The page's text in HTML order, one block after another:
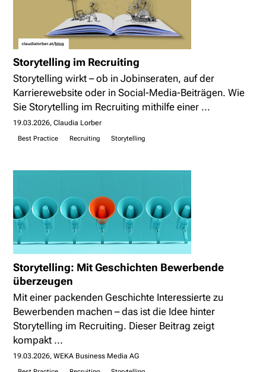
Storytelling im Recruiting
Storytelling wirkt – ob in Jobinseraten, auf der
Karrierewebsite oder in Social-Media-Beiträgen. Wie
Sie Storytelling im Recruiting mithilfe einer ...
19.03.2026 Claudia Lorber
Best Practice Recruiting Storytelling
Storytelling: Mit Geschichten Bewerbende
überzeugen
Mit einer packenden Geschichte Interessierte zu
Bewerbenden machen – das ist die Idee hinter
Storytelling im Recruiting. Dieser Beitrag zeigt
kompakt ...
19.03.2026 WEKA Business Media AG